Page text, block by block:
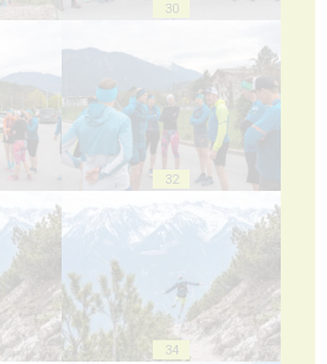
30
32
34